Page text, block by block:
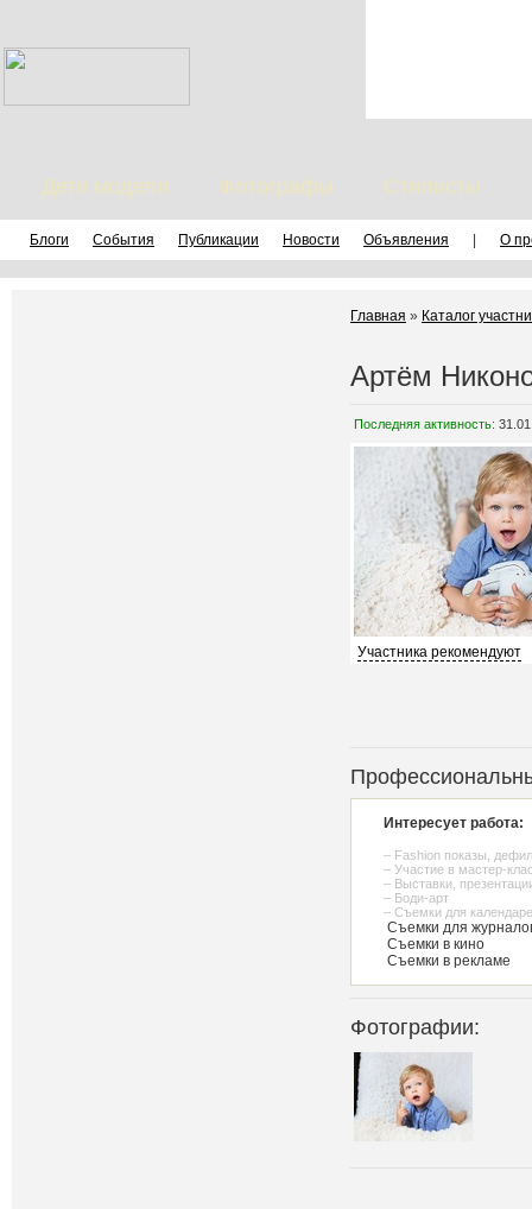
Дети модели Фотографы Стилисты
Блоги События Публикации Новости Объявления О
Главная » Каталог
Артём
Последняя активность:
Участника рекомендуют
Интересует работа:
– Fashion показы,
– Участие в мастер-
– Выставки,
– Боди-арт
– Съемки для
Съемки для
Съемки в кино
Съемки в рекламе
Фотографии: